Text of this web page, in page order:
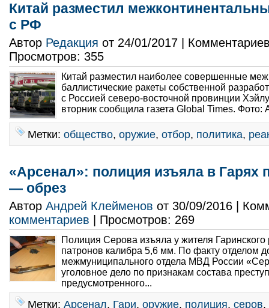
Китай разместил
с РФ
Автор Редакция от 24/01/2017 |
Просмотров: 355
Китай разместил наиболее совершенные
баллистические ракеты собственной
с Россией северо-восточной провинции
вторник сообщила газета Global Times.
Метки: общество, оружие, отбор, политика,
«Арсенал»: полиция изъяла в Гарях
— обрез
Автор Андрей Клейменов от 30/09/2016 |
комментариев | Просмотров: 269
Полиция Серова изъяла у жителя
патронов калибра 5,6 мм. По факту отделом
межмуниципального отдела МВД России
уголовное дело по признакам состава
предусмотренного...
Метки: Арсенал, Гари, оружие, полиция, серов,